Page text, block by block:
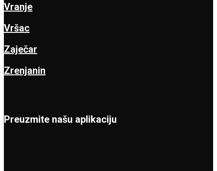
Vranje
Vršac
Zaječar
Zrenjanin
Preuzmite našu aplikaciju